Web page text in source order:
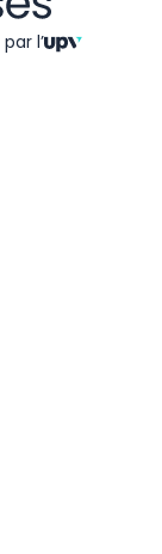
par l’